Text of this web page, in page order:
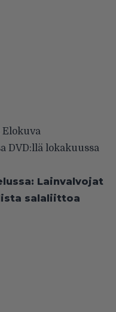
Elokuva
DVD:llä lokakuussa
Lainvalvojat
salaliittoa